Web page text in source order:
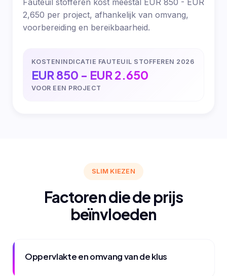
Fauteuil stofferen kost meestal EUR 850 - EUR
2,650 per project, afhankelijk van omvang,
voorbereiding en bereikbaarheid.
KOSTENINDICATIE FAUTEUIL STOFFEREN 2026
EUR 850 - EUR 2.650
VOOR EEN PROJECT
SLIM KIEZEN
Factoren die de prijs
beïnvloeden
Oppervlakte en omvang van de klus